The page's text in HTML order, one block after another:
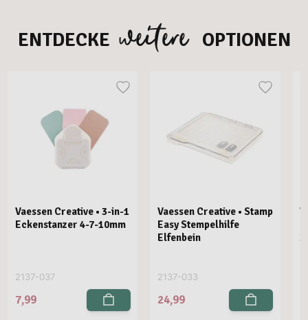
ENTDECKE weitere OPTIONEN
Vaessen Creative • 3-in-1
Eckenstanzer 4-7-10mm
2137-037
7,99
Vaessen Creative • Stamp
Easy Stempelhilfe
Elfenbein
2137-033
24,99